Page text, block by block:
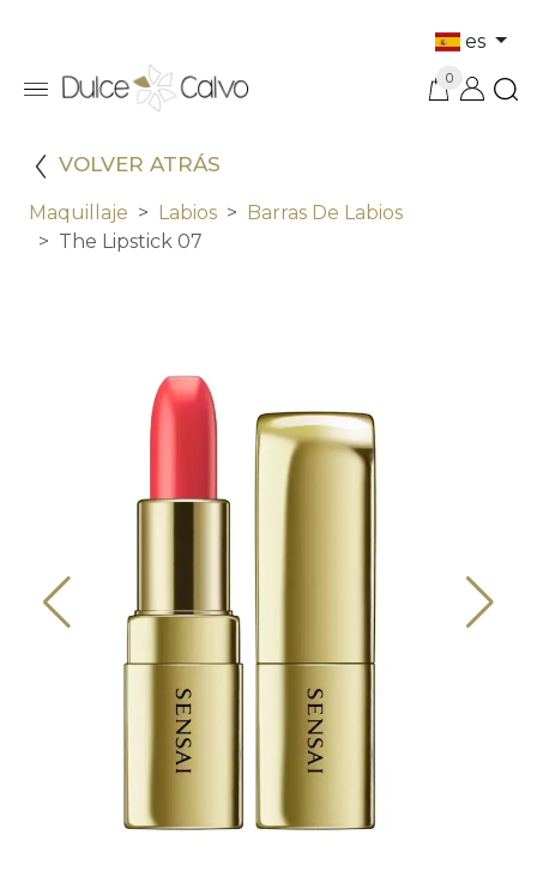
es
0
VOLVER ATRÁS
Maquillaje Labios
Barras De Labios
The Lipstick 07